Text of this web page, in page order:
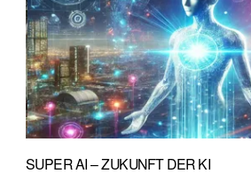
SUPER AI – ZUKUNFT DER KI